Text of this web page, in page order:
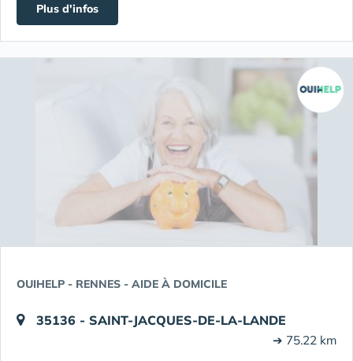
Plus d'infos
OUIHELP - RENNES - AIDE À DOMICILE
35136 - SAINT-JACQUES-DE-LA-LANDE
➔ 75.22 km